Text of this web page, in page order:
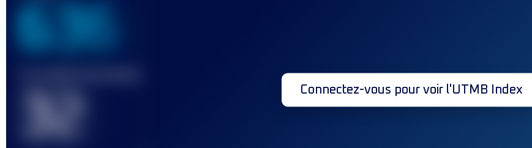
636
32 Connectez-vous pour voir l'UTMB Index